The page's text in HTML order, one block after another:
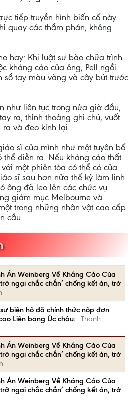
tiếp truyền hình biến cố này
quay các thẩm phán, không
hay: Khi luật sư bào chữa trình
kháng cáo của ông, Pell ngồi
sổ tay màu vàng và cây bút trước
như liên tục trong nửa giờ đầu,
ra, thỉnh thoảng ghi chú, vuốt
ra và đeo kính lại.
sĩ của mình như một tuyên bố
thể diễn ra. Nếu kháng cáo thất
một phiên tòa có thể có của
sĩ sau hơn nửa thế kỷ làm linh
ông đã leo lên các chức vụ
giám mục Melbourne và
trong những nhân vật cao cấp
cầu.
Án Weinberg Về Kháng Cáo Của
ngại chắc chắn’ chống kết án, trở
biện hộ đã chính thức nộp đơn
Liên bang Úc châu:
Thanh
Án Weinberg Về Kháng Cáo Của
ngại chắc chắn’ chống kết án, trở
Án Weinberg Về Kháng Cáo Của
ngại chắc chắn’ chống kết án, trở